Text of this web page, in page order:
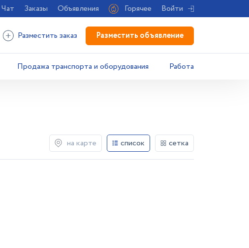
Чат Заказы Объявления Горячее Войти
Разместить заказ Разместить объявление
Продажа транспорта и оборудования Работа
на карте список сетка